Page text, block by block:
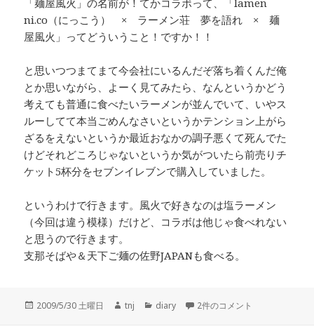
ni.co（にっこう） × ラーメン荘 夢を語れ × 麺
屋風火」ってどういうこと！ですか！！
と思いつつまてまて今会社にいるんだぞ落ち着くんだ俺
とか思いながら、よーく見てみたら、なんというかどう
考えても普通に食べたいラーメンが並んでいて、いやス
ルーしてて本当ごめんなさいというかテンション上がら
ざるをえないというか最近おなかの調子悪くて死んでた
けどそれどころじゃないというか気がついたら前売りチ
ケット5杯分をセブンイレブンで購入していました。
というわけで行きます。風火で好きなのは塩ラーメン
（今回は違う模様）だけど、コラボは他じゃ食べれない
と思うので行きます。
支那そばや＆天下ご麺の佐野JAPANも食べる。
投
2009/5/30 土曜日
作
tnj
カ
diary ラーメン Show in Tokyo 2009
2件のコメント